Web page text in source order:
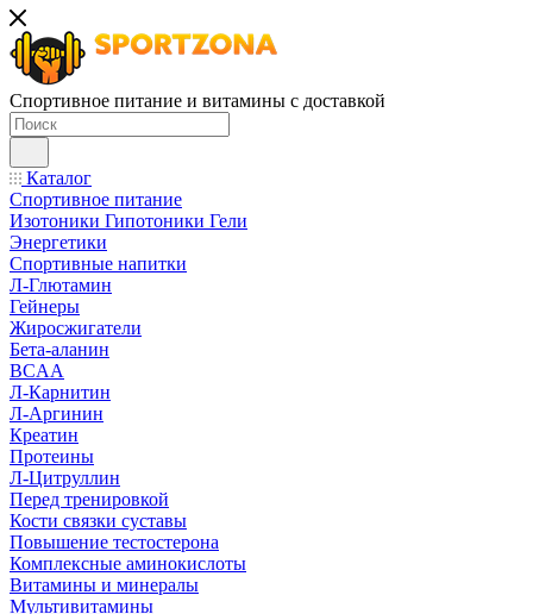
Спортивное питание и витамины с доставкой
Каталог
Спортивное питание
Изотоники Гипотоники Гели
Энергетики
Спортивные напитки
Л-Глютамин
Гейнеры
Жиросжигатели
Бета-аланин
BCAA
Л-Карнитин
Л-Аргинин
Креатин
Протеины
Л-Цитруллин
Перед тренировкой
Кости связки суставы
Повышение тестостерона
Комплексные аминокислоты
Витамины и минералы
Мультивитамины